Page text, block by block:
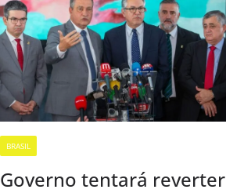
BRASIL
Governo tentará reverter